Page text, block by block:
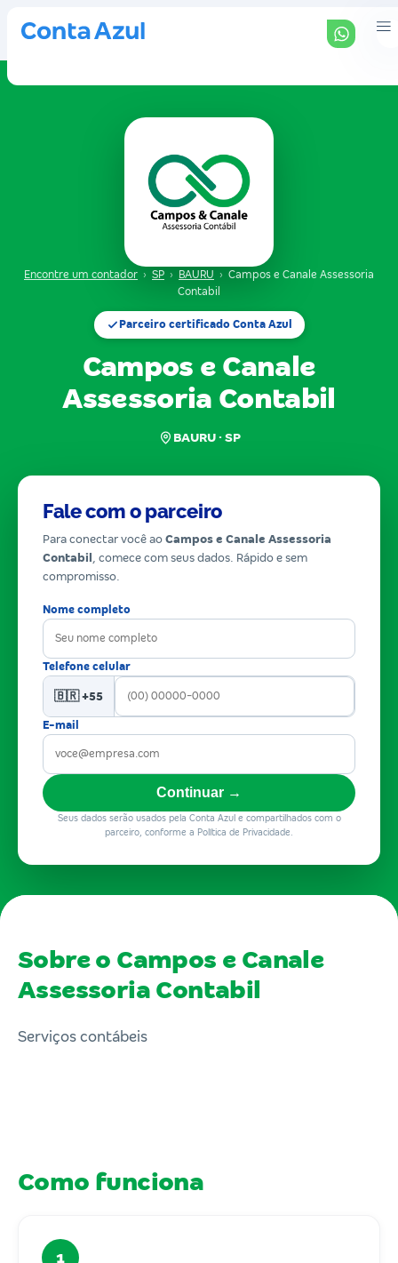
Encontre um contador › SP › BAURU › Campos e Canale Assessoria
Contabil
Parceiro certificado Conta Azul
Campos e Canale
Assessoria Contabil
BAURU · SP
Fale com o parceiro
Para conectar você ao Campos e Canale Assessoria
Contabil , comece com seus dados. Rápido e sem
compromisso.
Nome completo
Telefone celular
🇧🇷 +55
E-mail
Continuar →
Seus dados serão usados pela Conta Azul e compartilhados com o
parceiro, conforme a Política de Privacidade.
Sobre o Campos e Canale
Assessoria Contabil
Serviços contábeis
Como funciona
1